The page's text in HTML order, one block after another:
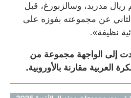
مدريد، وسالزبورغ، قبل
عن مجموعته بفوزه على
نظيفة».
إلى الواجهة مجموعة من
العربية مقارنة بالأوروبية.